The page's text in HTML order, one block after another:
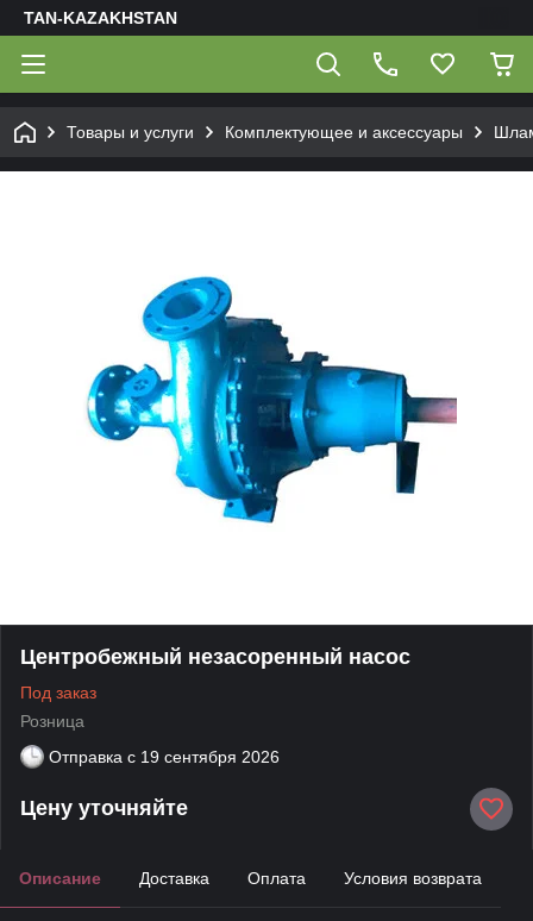
TAN-KAZAKHSTAN
Товары и услуги Комплектующее и аксессуары
Центробежный незасоренный насос
Под заказ
Розница
Отправка с 19 сентября 2026
Цену уточняйте
Описание Доставка Оплата Условия возврата